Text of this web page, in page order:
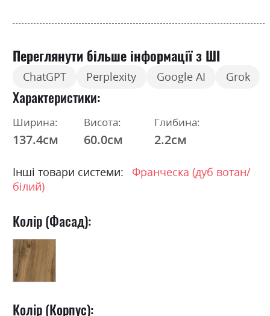
Переглянути більше інформації з ШІ
ChatGPT Perplexity Google AI Grok
Характеристики
Ширина:
137.4см
Висота:
60.0см
Глибина:
2.2см
Інші товари системи:
Франческа (дуб вотан/
білий)
Колір (Фасад):
Колір (Корпус):